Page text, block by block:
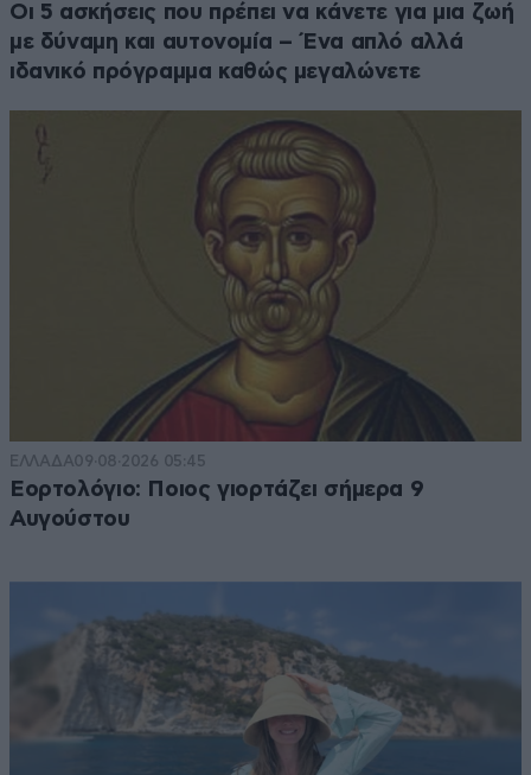
Οι 5 ασκήσεις που πρέπει να κάνετε για μια ζωή
με δύναμη και αυτονομία – Ένα απλό αλλά
ιδανικό πρόγραμμα καθώς μεγαλώνετε
ΕΛΛΑΔΑ09·08·2026 05:45
Εορτολόγιο: Ποιος γιορτάζει σήμερα 9
Αυγούστου